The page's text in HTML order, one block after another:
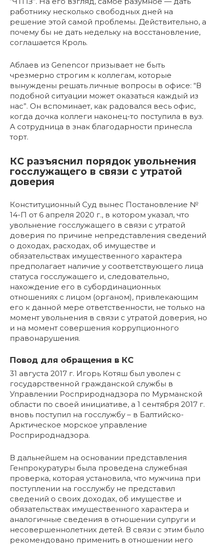
работнику несколько свободных дней на
решение этой самой проблемы. Действительно, а
почему бы не дать недельку на восстановление,
соглашается Кроль.
Аблаев из Genencor призывает не быть
чрезмерно строгим к коллегам, которые
вынуждены решать личные вопросы в офисе: “В
подобной ситуации может оказаться каждый из
нас”. Он вспоминает, как радовался весь офис,
когда дочка коллеги наконец-то поступила в вуз.
А сотрудница в знак благодарности принесла
торт.
КС разъяснил порядок увольнения
госслужащего в связи с утратой
доверия
Конституционный Суд вынес Постановление №
14-П от 6 апреля 2020 г., в котором указал, что
увольнение госслужащего в связи с утратой
доверия по причине непредставления сведений
о доходах, расходах, об имуществе и
обязательствах имущественного характера
предполагает наличие у соответствующего лица
статуса госслужащего и, следовательно,
нахождение его в субординационных
отношениях с лицом (органом), привлекающим
его к данной мере ответственности, не только на
момент увольнения в связи с утратой доверия, но
и на момент совершения коррупционного
правонарушения.
Повод для обращения в КС
31 августа 2017 г. Игорь Котяш был уволен с
государственной гражданской службы в
Управлении Росприроднадзора по Мурманской
области по своей инициативе, а 1 сентября 2017 г.
вновь поступил на госслужбу – в Балтийско-
Арктическое морское управление
Росприроднадзора.
В дальнейшем на основании представления
Генпрокуратуры была проведена служебная
проверка, которая установила, что мужчина при
поступлении на госслужбу не представил
сведений о своих доходах, об имуществе и
обязательствах имущественного характера и
аналогичные сведения в отношении супруги и
несовершеннолетних детей. В связи с этим было
рекомендовано применить в отношении него